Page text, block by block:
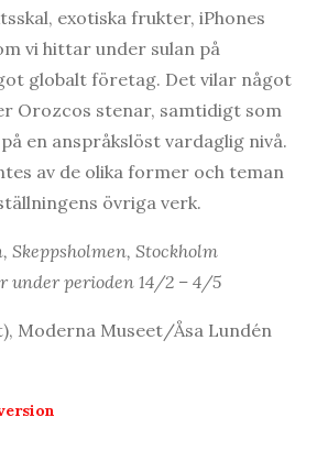
exotiska frukter, iPhones
vi hittar under sulan på
globalt företag. Det vilar något
Orozcos stenar, samtidigt som
en anspråkslöst vardaglig nivå.
av de olika former och teman
övriga verk.
Skeppsholmen, Stockholm
under perioden 14/2 – 4/5
Moderna Museet/Åsa Lundén